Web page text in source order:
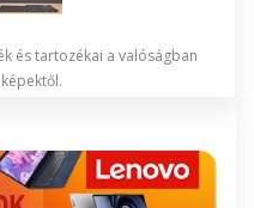
és tartozékai a valóságban